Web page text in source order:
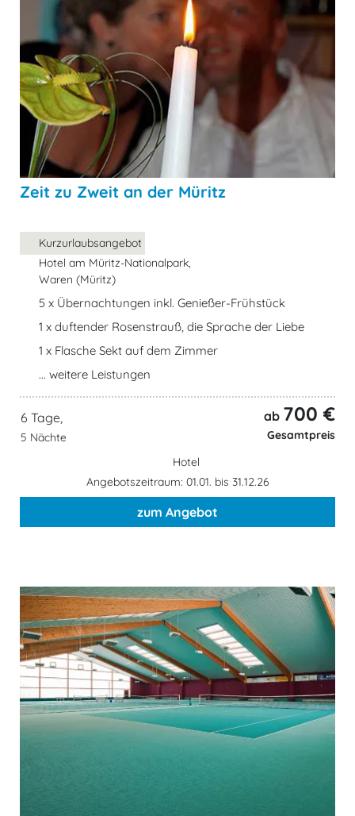
Zeit zu Zweit an der Müritz
Kurzurlaubsangebot
Hotel am Müritz-Nationalpark,
Waren (Müritz)
5 x Übernachtungen inkl. Genießer-Frühstück
1 x duftender Rosenstrauß, die Sprache der Liebe
1 x Flasche Sekt auf dem Zimmer
... weitere Leistungen
6 Tage,
5 Nächte
ab 700 €
Gesamtpreis
Hotel
Angebotszeitraum: 01.01. bis 31.12.26
zum Angebot